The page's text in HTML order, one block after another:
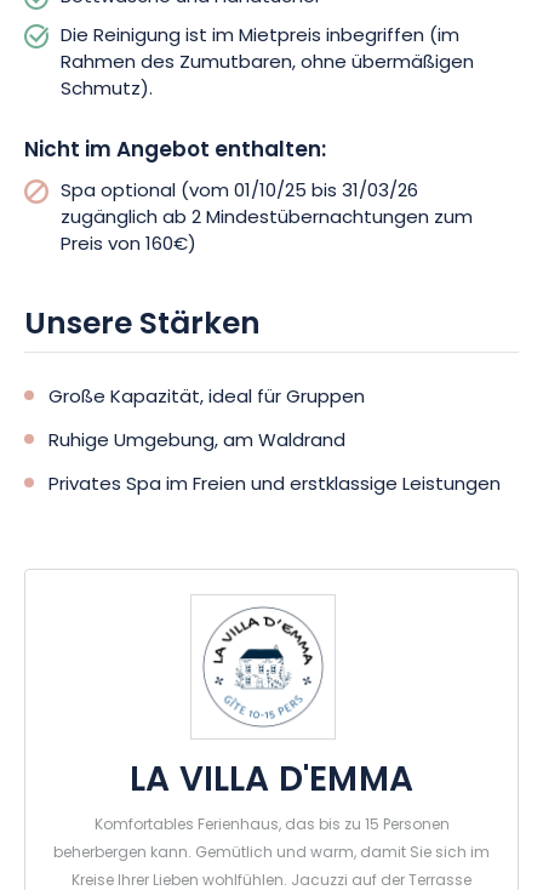
Die Reinigung ist im Mietpreis inbegriffen (im
Rahmen des Zumutbaren, ohne übermäßigen
Schmutz).
Nicht im Angebot enthalten:
Spa optional (vom 01/10/25 bis 31/03/26
zugänglich ab 2 Mindestübernachtungen zum
Preis von 160€)
Unsere Stärken
Große Kapazität, ideal für Gruppen
Ruhige Umgebung, am Waldrand
Privates Spa im Freien und erstklassige Leistungen
LA VILLA D'EMMA
Komfortables Ferienhaus, das bis zu 15 Personen
beherbergen kann. Gemütlich und warm, damit Sie sich im
Kreise Ihrer Lieben wohlfühlen. Jacuzzi auf der Terrasse